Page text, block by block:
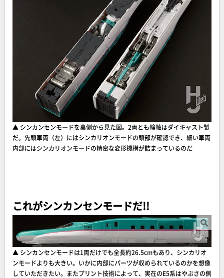
▲ シンカンセンモードを裏側から見た図。2両とも輪軸はダイキャスト製
だ。先頭車両（左）にはシンカリオンモードの頭部が確認でき、細い車両
内部にはシンカリオンモードの精密な変形機構が詰まっているのだ
これがシンカンセンモードだ!!
▲ シンカンセンモードは1両だけでも全長約26.5cmもあり、シンカリオ
ンモードよりも大きい。いかに内部にパーツが収められているのかを想像
していただきたい。またプリント技術によって、実在のE5系はやぶさの側